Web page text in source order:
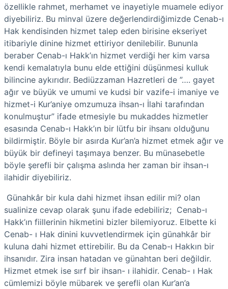
özellikle rahmet, merhamet ve inayetiyle muamele ediyor
diyebiliriz. Bu minval üzere değerlendirdiğimizde Cenab-ı
Hak kendisinden hizmet talep eden birisine ekseriyet
itibariyle dinine hizmet ettiriyor denilebilir. Bununla
beraber Cenab-ı Hakk’ın hizmet verdiği her kim varsa
kendi kemalatıyla bunu elde ettiğini düşünmesi kulluk
bilincine aykırıdır. Bediüzzaman Hazretleri de ”…. gayet
ağır ve büyük ve umumi ve kudsi bir vazife-i imaniye ve
hizmet-i Kur’aniye omzumuza ihsan-ı İlahi tarafından
konulmuştur” ifade etmesiyle bu mukaddes hizmetler
esasında Cenab-ı Hakk’ın bir lütfu bir ihsanı olduğunu
bildirmiştir. Böyle bir asırda Kur’an’a hizmet etmek ağır ve
büyük bir defineyi taşımaya benzer. Bu münasebetle
böyle şerefli bir çalışma aslında her zaman bir ihsan-ı
ilahidir diyebiliriz.
Günahkâr bir kula dahi hizmet ihsan edilir mi? olan
sualinize cevap olarak şunu ifade edebiliriz; Cenab-ı
Hakk’ın fiillerinin hikmetini bizler bilemiyoruz. Elbette ki
Cenab- ı Hak dinini kuvvetlendirmek için günahkâr bir
kuluna dahi hizmet ettirebilir. Bu da Cenab-ı Hakkın bir
ihsanıdır. Zira insan hatadan ve günahtan beri değildir.
Hizmet etmek ise sırf bir ihsan- ı ilahidir. Cenab- ı Hak
cümlemizi böyle mübarek ve şerefli olan Kur’an’a